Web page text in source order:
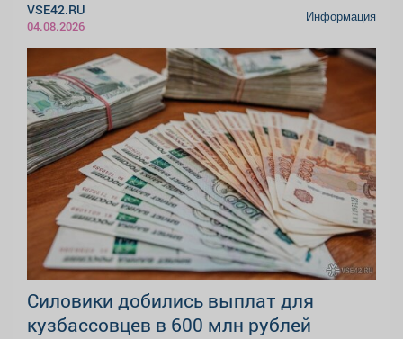
VSE42.RU
04.08.2026
Информация
Силовики добились выплат для
кузбассовцев в 600 млн рублей